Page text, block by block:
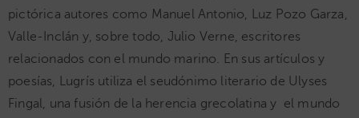
pictórica autores como Manuel Antonio, Luz Pozo Garza,
Valle-Inclán y, sobre todo, Julio Verne, escritores
relacionados con el mundo marino. En sus artículos y
poesías, Lugrís utiliza el seudónimo literario de Ulyses
Fingal, una fusión de la herencia grecolatina y el mundo